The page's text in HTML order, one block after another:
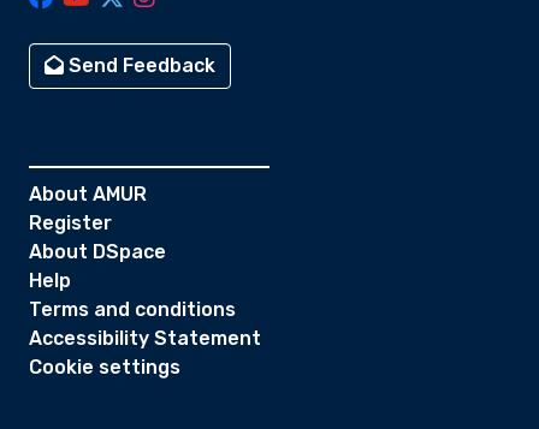
Send Feedback
About AMUR
Register
About DSpace
Help
Terms and conditions
Accessibility Statement
Cookie settings